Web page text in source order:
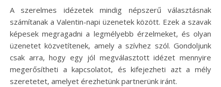
A szerelmes idézetek mindig népszerű választásnak
számítanak a Valentin-napi üzenetek között. Ezek a szavak
képesek megragadni a legmélyebb érzelmeket, és olyan
üzenetet közvetítenek, amely a szívhez szól. Gondoljunk
csak arra, hogy egy jól megválasztott idézet mennyire
megerősítheti a kapcsolatot, és kifejezheti azt a mély
szeretetet, amelyet érezhetünk partnerünk iránt.